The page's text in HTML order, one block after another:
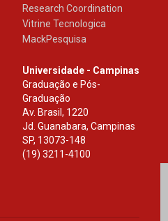
Research Coordination
Vitrine Tecnologica
MackPesquisa
Universidade - Campinas
Graduação e Pós-
Graduação
Av. Brasil, 1220
Jd. Guanabara, Campinas
SP, 13073-148
(19) 3211-4100